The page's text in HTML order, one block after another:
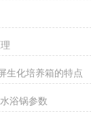
生化培养箱的特点
浴锅参数